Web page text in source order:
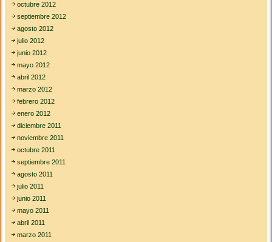
octubre 2012
septiembre 2012
agosto 2012
julio 2012
junio 2012
mayo 2012
abril 2012
marzo 2012
febrero 2012
enero 2012
diciembre 2011
noviembre 2011
octubre 2011
septiembre 2011
agosto 2011
julio 2011
junio 2011
mayo 2011
abril 2011
marzo 2011